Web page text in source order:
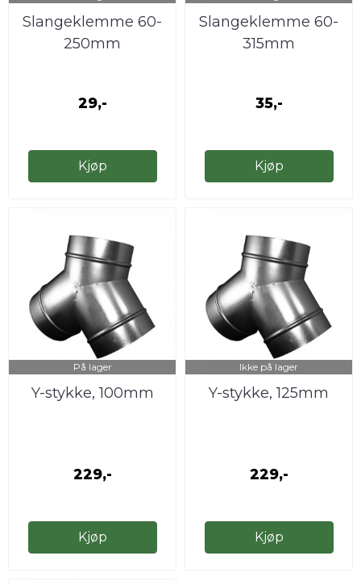
Slangeklemme 60-
250mm
29,-
Kjøp
Slangeklemme 60-
315mm
35,-
Kjøp
På lager
Y-stykke, 100mm
229,-
Kjøp
Ikke på lager
Y-stykke, 125mm
229,-
Kjøp